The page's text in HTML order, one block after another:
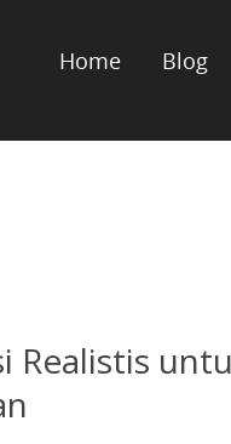
Home Blog
Realistis